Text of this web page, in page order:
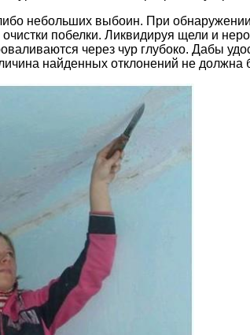
небольших выбоин. При
побелки. Ликвидируя щели и
через чур глубоко. Дабы
найденных отклонений не